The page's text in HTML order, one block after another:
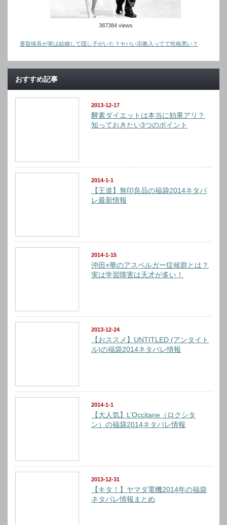
387384 views
香取慎吾が実は結婚して隠し子がいた？ヤバい宗教入ってて性格悪い？
おすすめ記事
2013-12-17
酵素ダイエットは本当に効果アリ？
知っておきたい3つのポイント
2014-1-1
【王道】無印良品の福袋2014ネタバ
レ最新情報
2014-1-15
沖田×華のアスペルガー症候群とは？
実は学習障害は天才が多い！
2013-12-24
【おススメ】UNTITLED (アンタイト
ル)の福袋2014ネタバレ情報
2014-1-1
【大人気】L’Occitane（ロクシタ
ン）の福袋2014ネタバレ情報
2013-12-31
【キタ！】ヤマダ電機2014年の福袋
ネタバレ情報まとめ